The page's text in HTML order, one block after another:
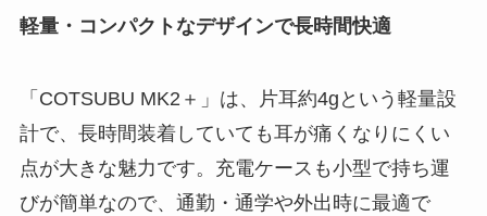
軽量・コンパクトなデザインで長時間快適
「COTSUBU MK2＋」は、片耳約4gという軽量設
計で、長時間装着していても耳が痛くなりにくい
点が大きな魅力です。充電ケースも小型で持ち運
びが簡単なので、通勤・通学や外出時に最適で